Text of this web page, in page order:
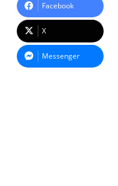
n
e
m
a
i
Facebook
X
Messenger